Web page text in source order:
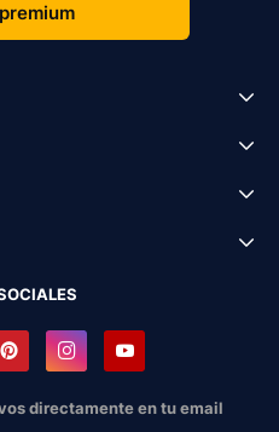
directamente en tu email